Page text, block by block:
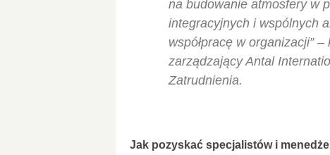
na budowanie atmosfery w
integracyjnych i wspólnych
współpracę w organizacji”
zarządzający Antal
Zatrudnienia.
Jak pozyskać specjalistów i